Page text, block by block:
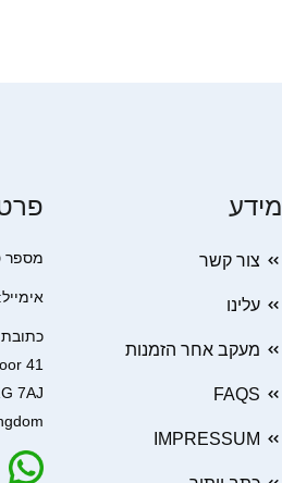
מידע
צור קשר
עלינו
מעקב אחר הזמנות
FAQS
IMPRESSUM
מספר
אימייל: sales@aisope.co.il
7AJ